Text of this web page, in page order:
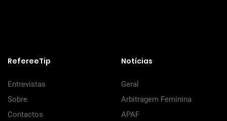
RefereeTip
Entrevistas
Sobre
Contactos
Notícias
Geral
Arbitragem Feminina
APAF